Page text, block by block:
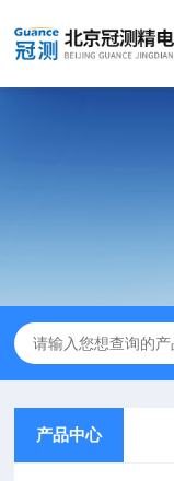
产品中心